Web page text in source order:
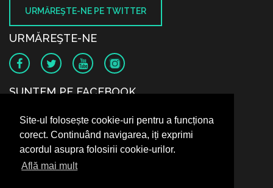
Site-ul folosește cookie-uri pentru a funcționa
corect. Continuând navigarea, iți exprimi
acordul asupra folosirii cookie-urilor.
Află mai mult
URMĂREŞTE-NE PE TWITTER
URMĂREŞTE-NE
SUNTEM PE FACEBOOK